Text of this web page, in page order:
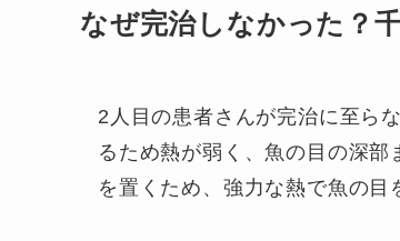
なぜ完治しなかった？
2人目の患者さんが完治に至ら
るため熱が弱く、魚の目の深部
を置くため、強力な熱で魚の目